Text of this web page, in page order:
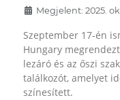
Megjelent: 2025.
Szeptember 17-én
Hungary
lezáró és az őszi
találkozót, amelyet
színesített.